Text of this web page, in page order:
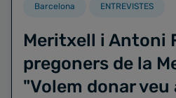
Barcelona ENTREVISTES
Meritxell i Antoni
pregoners de la
"Volem donar